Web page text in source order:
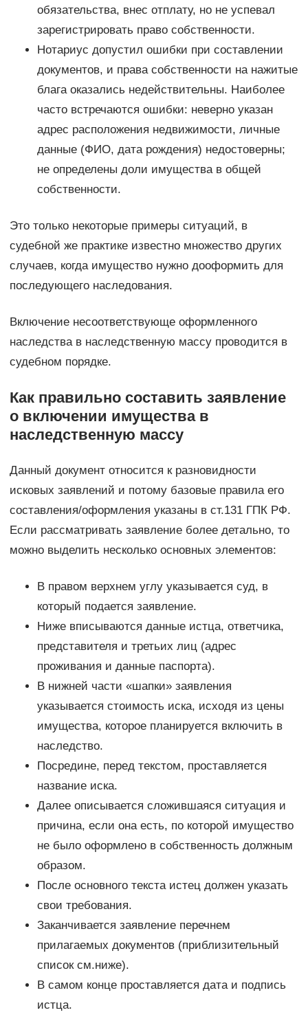
обязательства, внес отплату, но не успевал
зарегистрировать право собственности.
Нотариус допустил ошибки при составлении
документов, и права собственности на нажитые
блага оказались недействительны. Наиболее
часто встречаются ошибки: неверно указан
адрес расположения недвижимости, личные
данные (ФИО, дата рождения) недостоверны;
не определены доли имущества в общей
собственности.
Это только некоторые примеры ситуаций, в
судебной же практике известно множество других
случаев, когда имущество нужно дооформить для
последующего наследования.
Включение несоответствующе оформленного
наследства в наследственную массу проводится в
судебном порядке.
Как правильно составить заявление
о включении имущества в
наследственную массу
Данный документ относится к разновидности
исковых заявлений и потому базовые правила его
составления/оформления указаны в ст.131 ГПК РФ.
Если рассматривать заявление более детально, то
можно выделить несколько основных элементов:
В правом верхнем углу указывается суд, в
который подается заявление.
Ниже вписываются данные истца, ответчика,
представителя и третьих лиц (адрес
проживания и данные паспорта).
В нижней части «шапки» заявления
указывается стоимость иска, исходя из цены
имущества, которое планируется включить в
наследство.
Посредине, перед текстом, проставляется
название иска.
Далее описывается сложившаяся ситуация и
причина, если она есть, по которой имущество
не было оформлено в собственность должным
образом.
После основного текста истец должен указать
свои требования.
Заканчивается заявление перечнем
прилагаемых документов (приблизительный
список см.ниже).
В самом конце проставляется дата и подпись
истца.